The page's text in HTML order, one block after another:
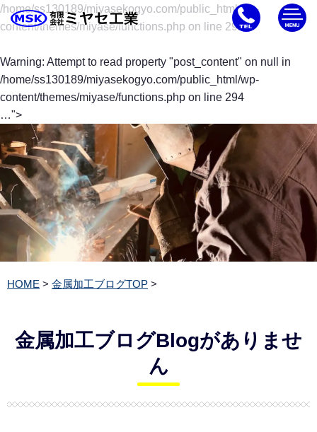
/home/ss130189/miyasekogyo.com/public_html/wp-
content/themes/miyase/functions.php on line 291
Warning: Attempt to read property "post_content" on null in
/home/ss130189/miyasekogyo.com/public_html/wp-
content/themes/miyase/functions.php on line 294
…">
HOME > 金属加工ブログTOP >
金属加工ブログBlogがありませ
ん